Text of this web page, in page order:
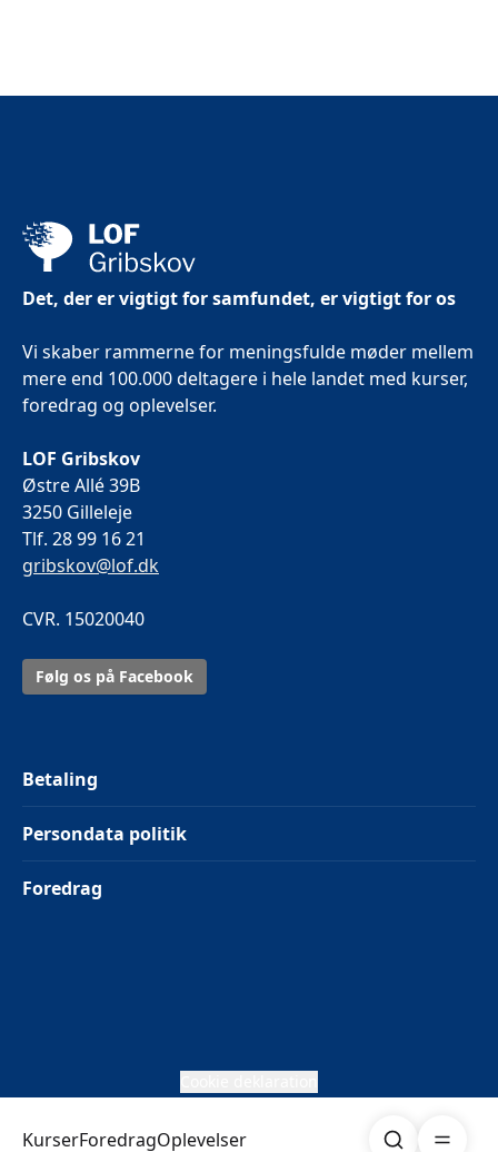
KurserForedragOplevelser Søg
Det, der er vigtigt for samfundet, er vigtigt for os
Vi skaber rammerne for meningsfulde møder mellem
mere end 100.000 deltagere i hele landet med kurser,
foredrag og oplevelser.
LOF Gribskov
Østre Allé 39B
3250 Gilleleje
Tlf. 28 99 16 21
gribskov@lof.dk
CVR. 15020040
Følg os på Facebook
Betaling
Persondata politik
Foredrag